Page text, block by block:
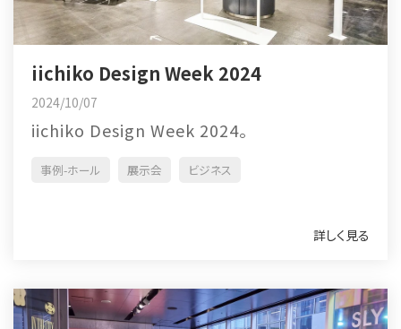
iichiko Design Week 2024
2024/10/07
iichiko Design Week 2024。
事例-ホール 展示会 ビジネス
詳しく見る